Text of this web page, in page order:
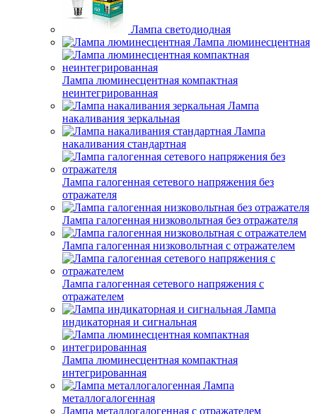
Лампа светодиодная
Лампа люминесцентная
Лампа люминесцентная компактная
неинтегрированная
Лампа
накаливания зеркальная
Лампа
накаливания стандартная
Лампа галогенная сетевого напряжения без
отражателя
Лампа галогенная низковольтная без отражателя
Лампа галогенная низковольтная с отражателем
Лампа галогенная сетевого напряжения с
отражателем
Лампа
индикаторная и сигнальная
Лампа люминесцентная компактная
интегрированная
Лампа
металлогалогенная
Лампа металлогалогенная с отражателем